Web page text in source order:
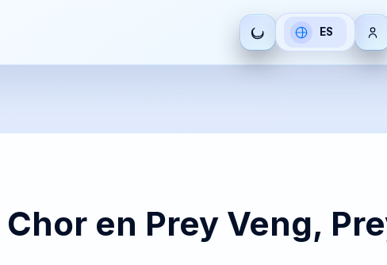
Seleccionar
idioma
ES
Español English Français हिन्दी Deutsch Русский
ZH
中文 日本語
PT
Português العربية
BR
Brezhoneg 한국어
en Prey Veng,